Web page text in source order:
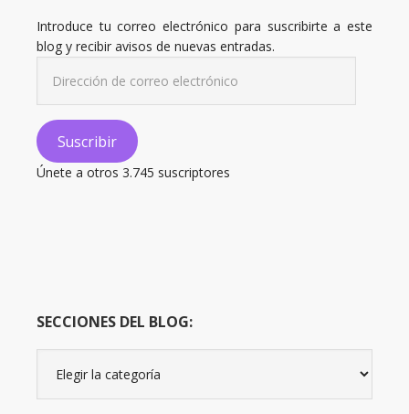
Introduce tu correo electrónico para suscribirte a este
blog y recibir avisos de nuevas entradas.
correo
electrónico
Suscribir
Únete a otros 3.745 suscriptores
SECCIONES DEL BLOG:
Blog: